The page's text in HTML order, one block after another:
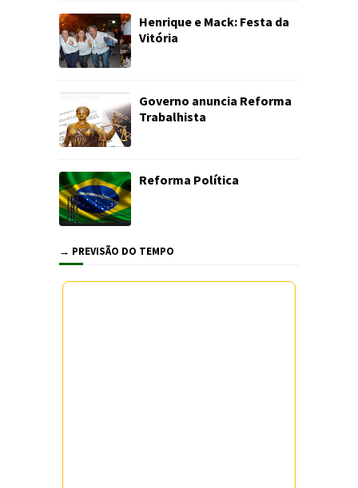
Henrique e Mack: Festa da
Vitória
Governo anuncia Reforma
Trabalhista
Reforma Política
→ PREVISÃO DO TEMPO